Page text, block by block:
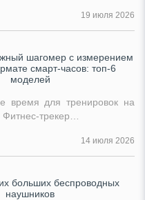
19 июля 2026
шагомер с измерением
смарт-часов: топ-6
моделей
время для тренировок на
трекер…
14 июля 2026
больших беспроводных
наушников